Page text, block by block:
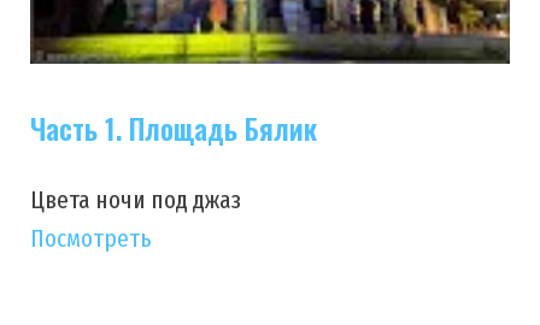
Часть 1. Площадь Бялик
Цвета ночи под джаз
Посмотреть